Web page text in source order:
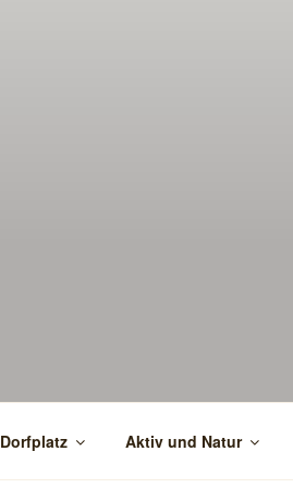
Dorfplatz Aktiv und Natur